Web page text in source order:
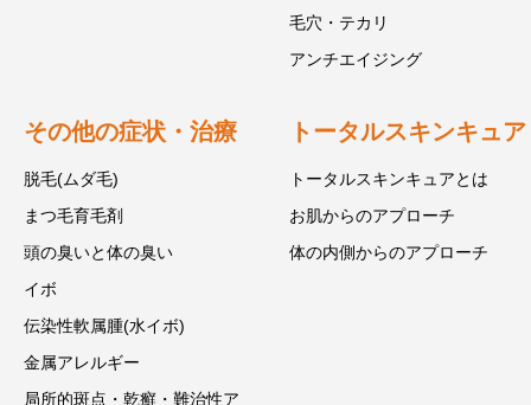
毛穴・テカリ
アンチエイジング
その他の症状・治療
脱毛(ムダ毛)
まつ毛育毛剤
頭の臭いと体の臭い
イボ
伝染性軟属腫(水イボ)
金属アレルギー
局所的斑点・乾癬・難治性ア
トータルスキンキュア
トータルスキンキュアとは
お肌からのアプローチ
体の内側からのアプローチ